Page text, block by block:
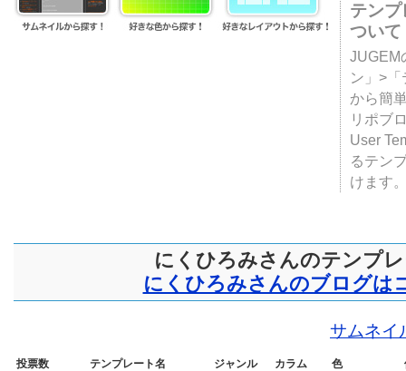
テン
ついて
JUGEM
ン」>
から簡
リポブ
User
るテン
けます
にくひろみさんのテンプ
にくひろみさんのブログは
サムネイ
投票数 テンプレート名 ジャンル カラム 色